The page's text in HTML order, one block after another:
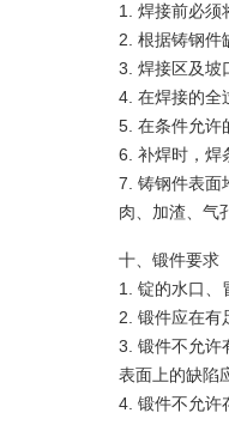
1. 焊接前必须
2. 根据铸钢件
3. 焊接区及坡
4. 在焊接的全
5. 在条件允许
6. 补焊时，焊
7. 铸钢件表面
肉、加渣、气
十、锻件要求
1. 锭的水口、
2. 锻件应在有
3. 锻件不允许
表面上的缺陷
4. 锻件不允许